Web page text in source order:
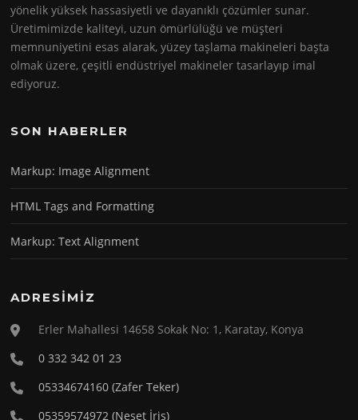
yönelik yüksek hassasiyetli ve dayanıklı çözümler sunar.
Üretimimizde kaliteyi, uzun ömürlülüğü ve müşteri
memnuniyetini esas alarak, yüzey taşlama makineleri başta
olmak üzere, çeşitli endüstriyel makineler tasarlayıp imal
ediyoruz.
SON HABERLER
Markup: Image Alignment
HTML Tags and Formatting
Markup: Text Alignment
ADRESIMIZ
Erler Mahallesi 14658 Sokak No: 1, Karatay, Konya
0 332 342 01 23
05334674160 (Zafer Teker)
05359574972 (Neşet İriş)